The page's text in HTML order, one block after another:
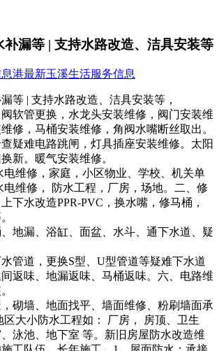
补漏等 | 支持水路改造、洁具安装等
港最新玉溪生活服务信息
等 | 支持水路改造、洁具安装等，
软管更换，水龙头安装维修，阀门安装维
修，马桶安装维修，角阀水嘴断丝取出。
疑难电路跳闸，灯具插座安装维修。太阳
新。暖气安装维修。
电维修，家庭，小区物业、学校、机关单
电维修， 防水工程，厂房，场地。二、修
下水改造PPR-PVC，换水嘴，修马桶，
地漏、浴缸、面盆、水斗、通下水道、疑
管道，更换S型、U型管道等疑难下水道
返味、地漏返味、马桶返味。六、电路维
砌墙、地面找平、墙面维修、粉刷墙面承
区大小防水工程如： 厂房， 房顶、卫生
泳池、地下室 等。新旧房屋防水改造维